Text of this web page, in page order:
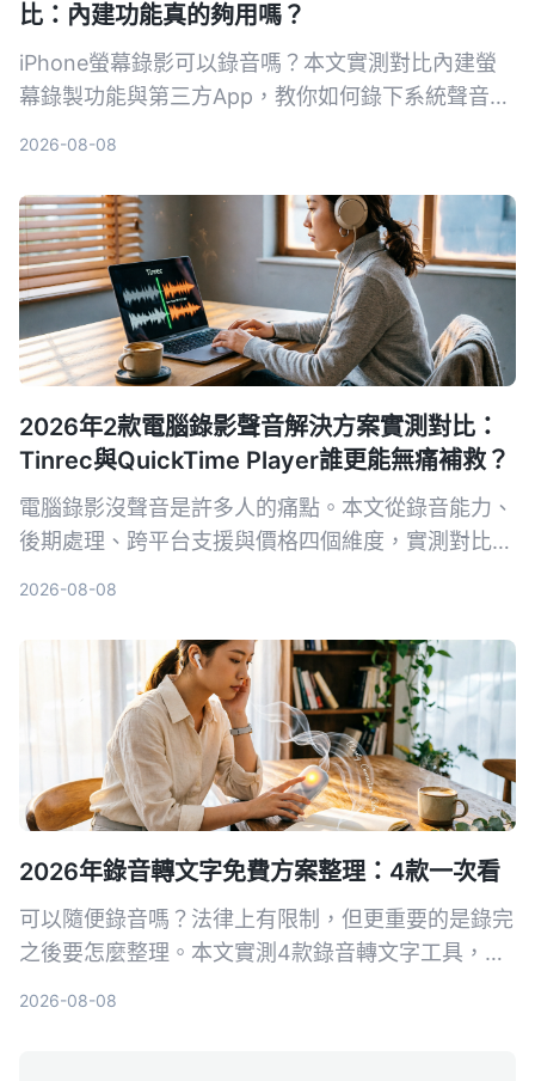
比：內建功能真的夠用嗎？
iPhone螢幕錄影可以錄音嗎？本文實測對比內建螢
幕錄製功能與第三方App，教你如何錄下系統聲音和
2026-08-08
2026年2款電腦錄影聲音解決方案實測對比：
Tinrec與QuickTime Player誰更能無痛補救？
電腦錄影沒聲音是許多人的痛點。本文從錄音能力、
後期處理、跨平台支援與價格四個維度，實測對比
2026-08-08
2026年錄音轉文字免費方案整理：4款一次看
可以隨便錄音嗎？法律上有限制，但更重要的是錄完
之後要怎麼整理。本文實測4款錄音轉文字工具，整
2026-08-08